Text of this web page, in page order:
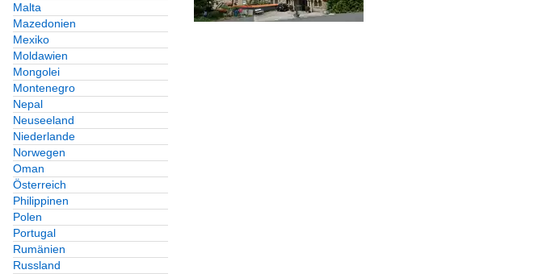
Malta
Mazedonien
Mexiko
Moldawien
Mongolei
Montenegro
Nepal
Neuseeland
Niederlande
Norwegen
Oman
Österreich
Philippinen
Polen
Portugal
Rumänien
Russland